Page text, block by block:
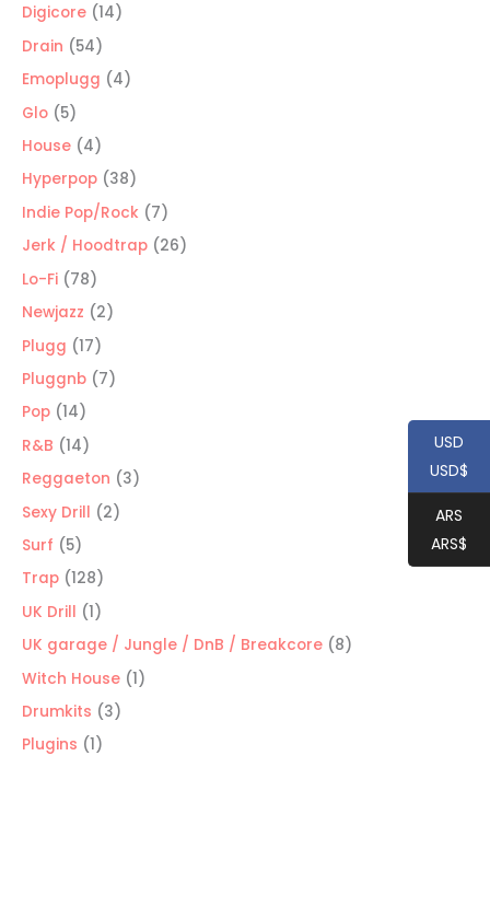
Digicore 1414
Drain 5454
productos
Emoplugg 44
Glo 55
productos
House 44
productos
Hyperpop 3838
productos
Indie Pop/Rock 77
productos
Jerk / Hoodtrap 2626
Lo-Fi 7878
productos
Newjazz 22
Plugg 1717
productos
Pluggnb 77
Pop 1414
productos
R&B 1414
productos
Reggaeton 33
Sexy Drill 22
Surf 55
productos
Trap 128128
productos
UK Drill 11
producto
UK garage / Jungle / DnB / Breakcore 88
Witch House 11
Drumkits 33
Plugins 11
USD
USD$
ARS
ARS$